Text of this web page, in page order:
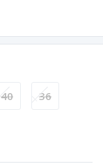
40 36